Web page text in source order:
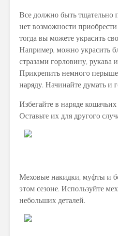
Все должно быть тщательно
нет возможности
тогда вы можете украсить
Например, можно украсить
стразами горловину, рукава
Прикрепить немного
наряду. Начинайте думать и
Избегайте в наряде
Оставьте их для другого
Меховые накидки, муфты и
этом сезоне. Используйте
небольших деталей.